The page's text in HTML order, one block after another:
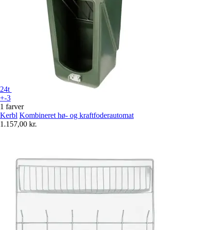
24t
+-3
1 farver
Kerbl Kombineret hø- og kraftfoderautomat
1.157,00 kr.